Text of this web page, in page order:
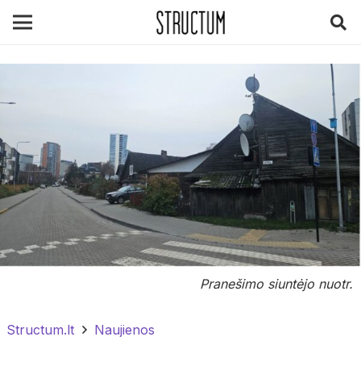
Pranešimo siuntėjo nuotr.
Structum.lt Naujienos